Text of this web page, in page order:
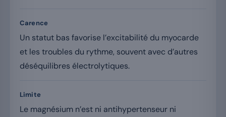
Carence
Un statut bas favorise l’excitabilité du myocarde
et les troubles du rythme, souvent avec d’autres
déséquilibres électrolytiques.
Limite
Le magnésium n’est ni antihypertenseur ni